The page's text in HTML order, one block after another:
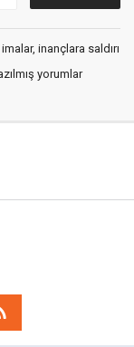
inançlara saldırı
yorumlar